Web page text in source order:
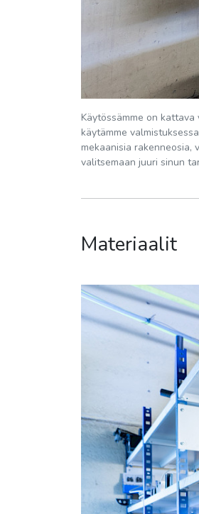
Käytössämme on
käytämme
mekaanisia rakenneosia,
valitsemaan juuri sinun
Materiaalit